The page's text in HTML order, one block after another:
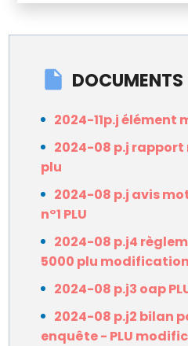
DOCUMENTS
2024-11p.j élément
2024-08 p.j
plu
2024-08 p.j avis
n°1 PLU
2024-08 p.j4
5000 plu modification
2024-08 p.j3 oap
2024-08 p.j2 bilan
enquête - PLU